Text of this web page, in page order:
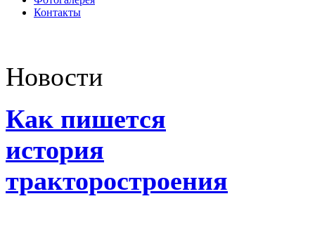
Контакты
Новости
Как пишется
история
тракторостроения